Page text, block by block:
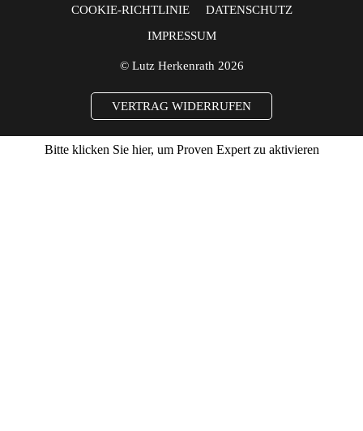
COOKIE-RICHTLINIE
DATENSCHUTZ
IMPRESSUM
© Lutz Herkenrath 2026
VERTRAG WIDERRUFEN